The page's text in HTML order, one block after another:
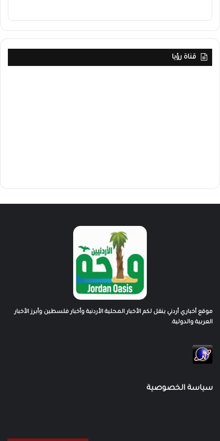
قناة رؤيا
موقع أخباري أردني ينقل لكم الأخبار المحلية الأردنية وأخبار فلسطين وأبرز الأخبار
العربية والدولية.
سياسة الخصوصية